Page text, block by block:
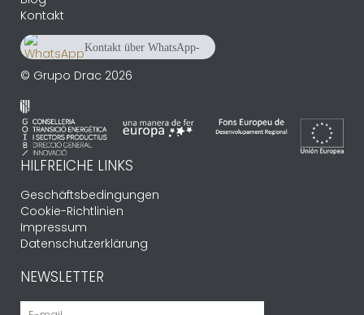
Kontakt
Kontakt über WhatsApp-
© Grupo Drac 2026
HILFREICHE LINKS
Geschäftsbedingungen
Cookie-Richtlinien
Impressum
Datenschutzerklärung
NEWSLETTER